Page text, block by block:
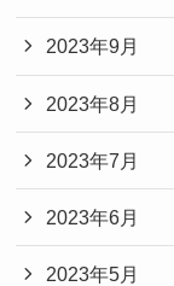
2023年9月
2023年8月
2023年7月
2023年6月
2023年5月